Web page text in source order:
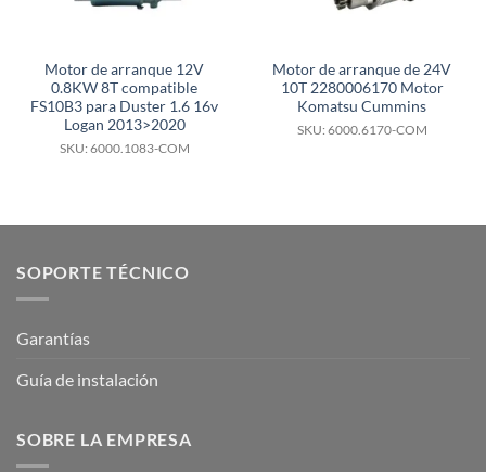
Motor de arranque 12V
0.8KW 8T compatible
FS10B3 para Duster 1.6 16v
Logan 2013>2020
SKU: 6000.1083-COM
Motor de arranque de 24V
10T 2280006170 Motor
Komatsu Cummins
SKU: 6000.6170-COM
SOPORTE TÉCNICO
Garantías
Guía de instalación
SOBRE LA EMPRESA